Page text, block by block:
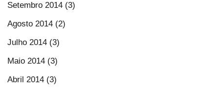
Setembro 2014 (3)
Agosto 2014 (2)
Julho 2014 (3)
Maio 2014 (3)
Abril 2014 (3)